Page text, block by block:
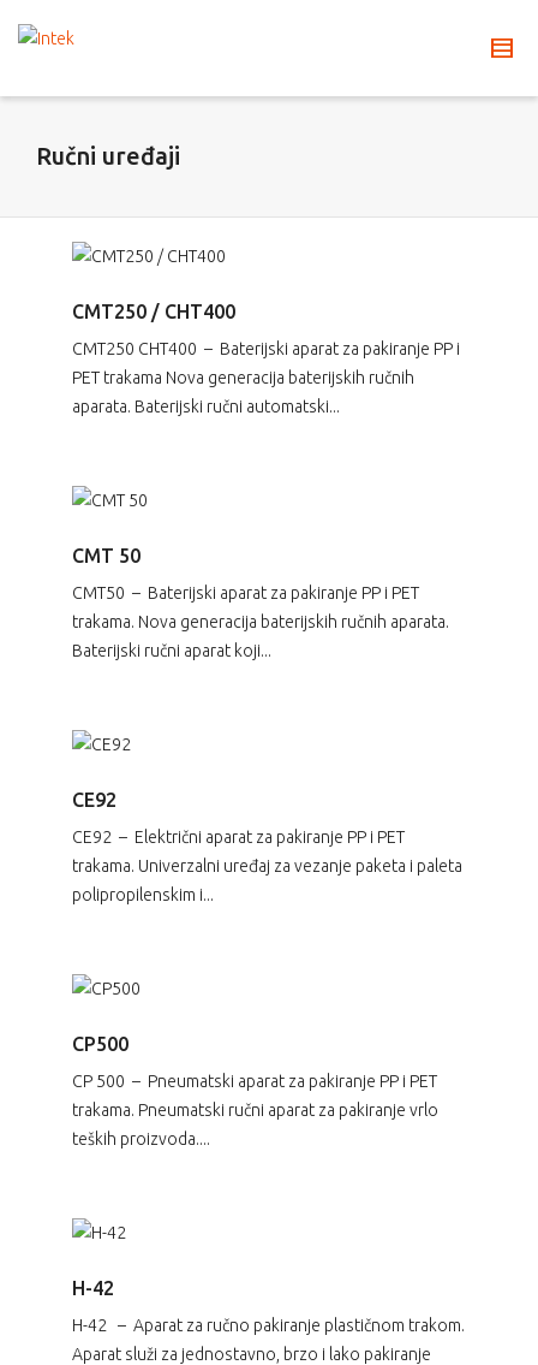
Ručni uređaji
CMT250 / CHT400
CMT250 CHT400 – Baterijski aparat za pakiranje PP i
PET trakama Nova generacija baterijskih ručnih
aparata. Baterijski ručni automatski...
CMT 50
CMT50 – Baterijski aparat za pakiranje PP i PET
trakama. Nova generacija baterijskih ručnih aparata.
Baterijski ručni aparat koji...
CE92
CE92 – Električni aparat za pakiranje PP i PET
trakama. Univerzalni uređaj za vezanje paketa i paleta
polipropilenskim i...
CP500
CP 500 – Pneumatski aparat za pakiranje PP i PET
trakama. Pneumatski ručni aparat za pakiranje vrlo
teških proizvoda....
H-42
H-42 – Aparat za ručno pakiranje plastičnom trakom.
Aparat služi za jednostavno, brzo i lako pakiranje